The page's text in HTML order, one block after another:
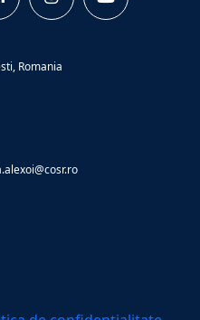
Romania